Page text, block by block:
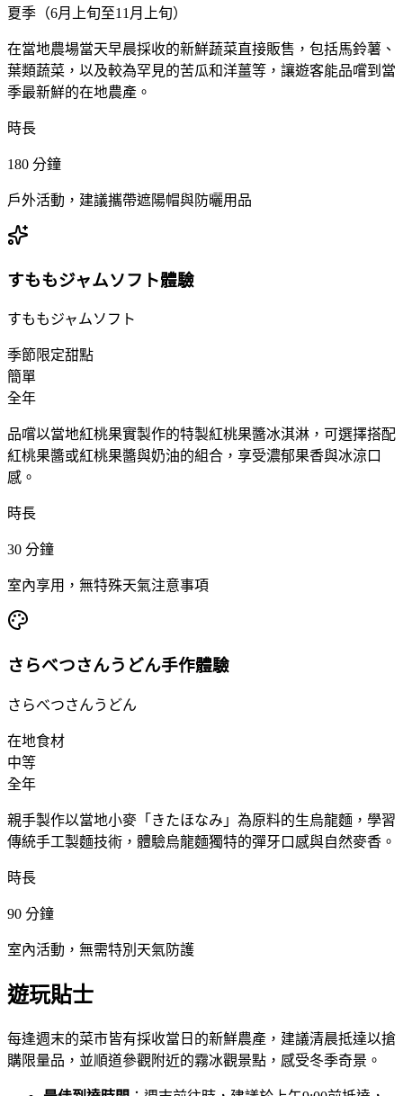
夏季（6月上旬至11月上旬）
在當地農場當天早晨採收的新鮮蔬菜直接販售，包括馬鈴薯、
葉類蔬菜，以及較為罕見的苦瓜和洋薑等，讓遊客能品嚐到當
季最新鮮的在地農產。
時長
180 分鐘
戶外活動，建議攜帶遮陽帽與防曬用品
すももジャムソフト體驗
すももジャムソフト
季節限定甜點
簡單
全年
品嚐以當地紅桃果實製作的特製紅桃果醬冰淇淋，可選擇搭配
紅桃果醬或紅桃果醬與奶油的組合，享受濃郁果香與冰涼口
感。
時長
30 分鐘
室內享用，無特殊天氣注意事項
さらべつさんうどん手作體驗
さらべつさんうどん
在地食材
中等
全年
親手製作以當地小麥「きたほなみ」為原料的生烏龍麵，學習
傳統手工製麵技術，體驗烏龍麵獨特的彈牙口感與自然麥香。
時長
90 分鐘
室內活動，無需特別天氣防護
遊玩貼士
每逢週末的菜市皆有採收當日的新鮮農產，建議清晨抵達以搶
購限量品，並順道參觀附近的霧冰觀景點，感受冬季奇景。